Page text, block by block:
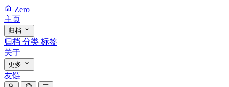
Zero
主页
归档
归档 分类 标签
关于
更多
友链